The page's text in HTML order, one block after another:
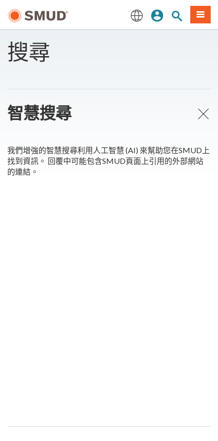
English
登入站內搜尋
選單
搜尋
智慧搜尋
我們增強的智慧搜尋利用人工智慧 (AI) 來幫助您在SMUD上
找到資訊。 回覆中可能包含SMUD頁面上引用的外部網站
的連結。